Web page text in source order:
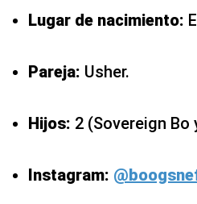
Lugar de nacimiento:
Pareja: Usher.
Hijos: 2 (Sovereign
Instagram: